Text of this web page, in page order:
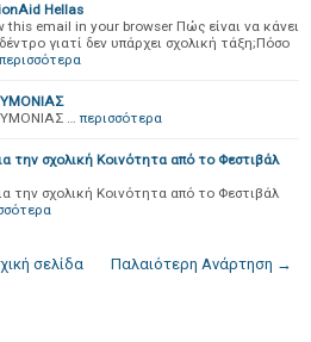
Hellas
this email in your browser Πώς είναι να κάνει
γιατί δεν υπάρχει σχολική τάξη;Πόσο
περισσότερα
… περισσότερα
την σχολική Κοινότητα από το Φεστιβάλ
την σχολική Κοινότητα από το Φεστιβάλ
Παλαιότερη Ανάρτηση →
σελίδα